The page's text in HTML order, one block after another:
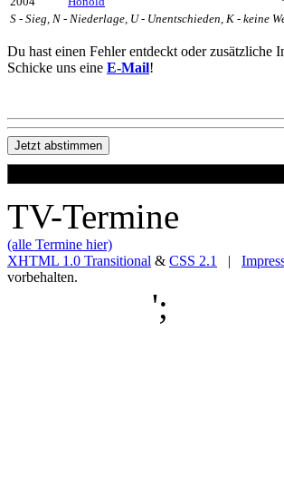
S - Sieg, N - Niederlage, U - Unentschieden, K - keine
Du hast einen Fehler entdeckt oder zusätzliche
Schicke uns eine E-Mail!
TV-Termine
(alle Termine hier)
XHTML 1.0 Transitional & CSS 2.1 |
vorbehalten.
';